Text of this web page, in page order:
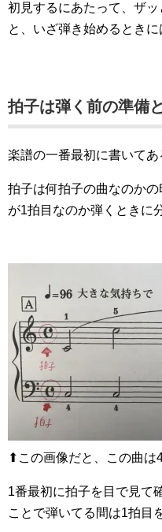
初見するにあたって、ザ
と、いざ弾き始めるときに
拍子は弾く前の準備
楽譜の一番最初に書いてあ
拍子は何拍子の曲なのか
が1拍目なのか弾くときに
⬆︎この画像だと、この曲は
1番最初に拍子を目で見て
ことで弾いてる間は1拍目